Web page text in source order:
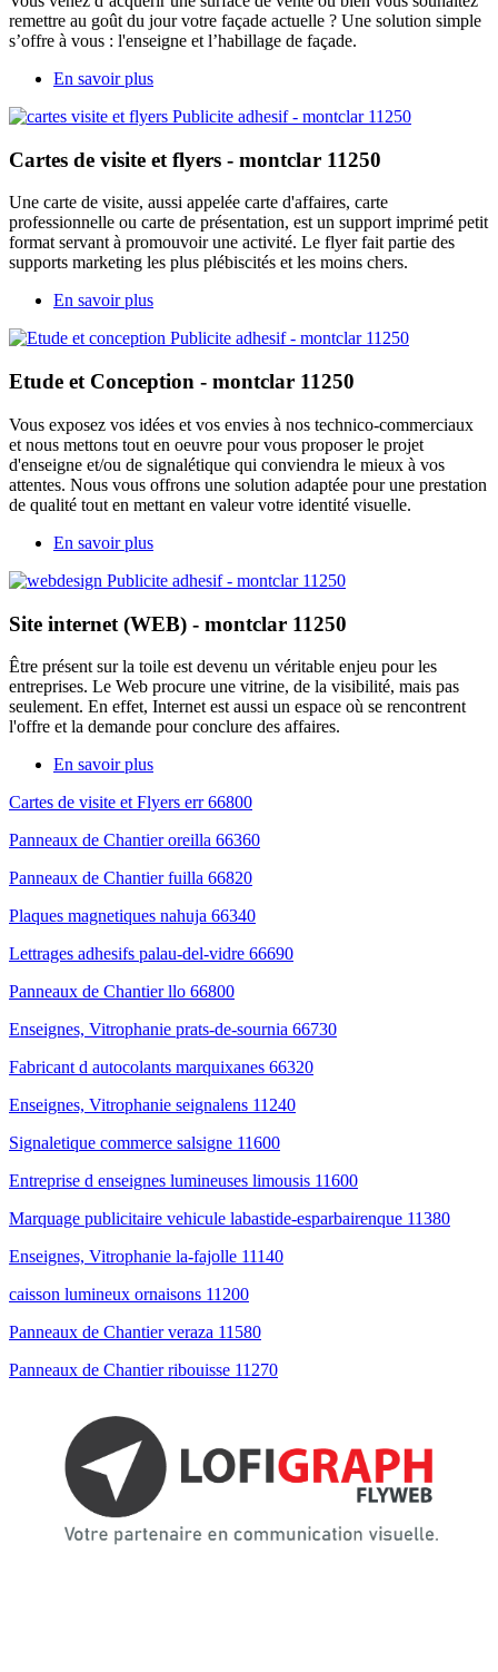
remettre au goût du jour votre façade actuelle ? Une solution simple
s’offre à vous : l'enseigne et l’habillage de façade.
En savoir plus
Cartes de visite et flyers - montclar 11250
Une carte de visite, aussi appelée carte d'affaires, carte
professionnelle ou carte de présentation, est un support imprimé petit
format servant à promouvoir une activité. Le flyer fait partie des
supports marketing les plus plébiscités et les moins chers.
En savoir plus
Etude et Conception - montclar 11250
Vous exposez vos idées et vos envies à nos technico-commerciaux
et nous mettons tout en oeuvre pour vous proposer le projet
d'enseigne et/ou de signalétique qui conviendra le mieux à vos
attentes. Nous vous offrons une solution adaptée pour une prestation
de qualité tout en mettant en valeur votre identité visuelle.
En savoir plus
Site internet (WEB) - montclar 11250
Être présent sur la toile est devenu un véritable enjeu pour les
entreprises. Le Web procure une vitrine, de la visibilité, mais pas
seulement. En effet, Internet est aussi un espace où se rencontrent
l'offre et la demande pour conclure des affaires.
En savoir plus
Cartes de visite et Flyers err 66800
Panneaux de Chantier oreilla 66360
Panneaux de Chantier fuilla 66820
Plaques magnetiques nahuja 66340
Lettrages adhesifs palau-del-vidre 66690
Panneaux de Chantier llo 66800
Enseignes, Vitrophanie prats-de-sournia 66730
Fabricant d autocolants marquixanes 66320
Enseignes, Vitrophanie seignalens 11240
Signaletique commerce salsigne 11600
Entreprise d enseignes lumineuses limousis 11600
Marquage publicitaire vehicule labastide-esparbairenque 11380
Enseignes, Vitrophanie la-fajolle 11140
caisson lumineux ornaisons 11200
Panneaux de Chantier veraza 11580
Panneaux de Chantier ribouisse 11270